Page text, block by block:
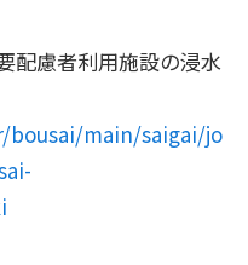
配慮者利用施設の浸水
main/saigai/jo